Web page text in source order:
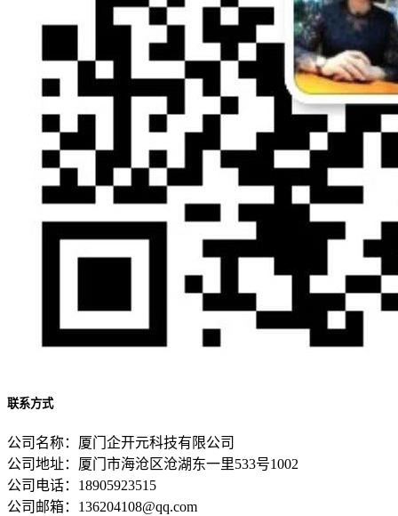
联系方式
公司名称：厦门企开元科技有限公司
公司地址：厦门市海沧区沧湖东一里533号1002
公司电话：18905923515
公司邮箱：136204108@qq.com